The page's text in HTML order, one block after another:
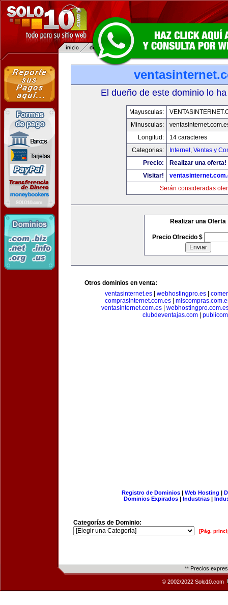
El dueño de este dominio lo
Mayusculas:
Minusculas:
Longitud:
14 caracteres
Categorias:
Internet, Ventas y
Precio:
Realizar una oferta!
Visitar!
Serán consideradas
Realizar una Oferta
Precio Ofrecido $
Otros dominios en venta:
ventasinternet.es
webhostingpro.es
comprasinternet.com.es|
ventasinternet.com.es|
clubdeventajas.com
Registro de Dominios| Web Hosting |
Dominios Expirados | Industrias |
Categorías de Dominio:
[Pág.
** Precios
© 2002/2022 Solo10.com